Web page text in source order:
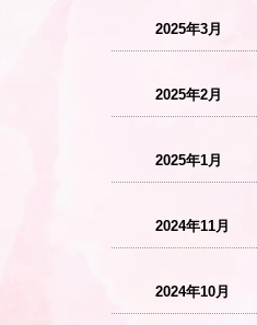
2025年3月
2025年2月
2025年1月
2024年11月
2024年10月